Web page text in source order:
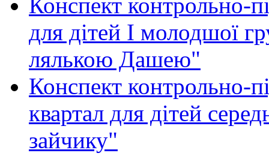
для дітей І молодшої
лялькою Дашею"
Конспект контрольно-
квартал для дітей
зайчику"